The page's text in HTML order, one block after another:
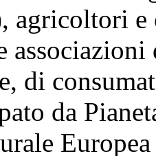
agricoltori
di
da